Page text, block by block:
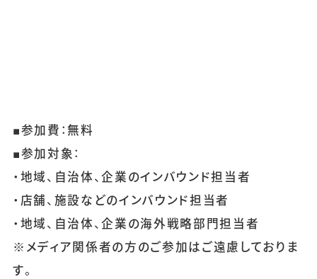
■参加費：無料
■参加対象：
・地域、自治体、企業のインバウンド担当者
・店舗、施設などのインバウンド担当者
・地域、自治体、企業の海外戦略部門担当者
※メディア関係者の方のご参加はご遠慮しておりま
す。